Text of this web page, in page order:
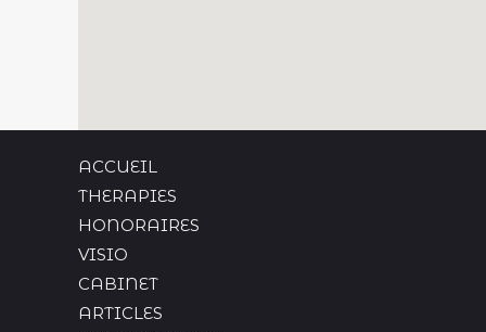
ACCUEIL
THERAPIES
HONORAIRES
VISIO
CABINET
ARTICLES